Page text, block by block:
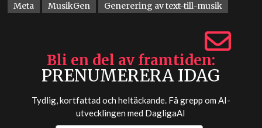
Meta MusikGen Generering av text-till-musik
Bli en del av framtiden
PRENUMERERA IDAG
Tydlig, kortfattad och heltäckande. Få grepp om AI-
utvecklingen med DagligaAI